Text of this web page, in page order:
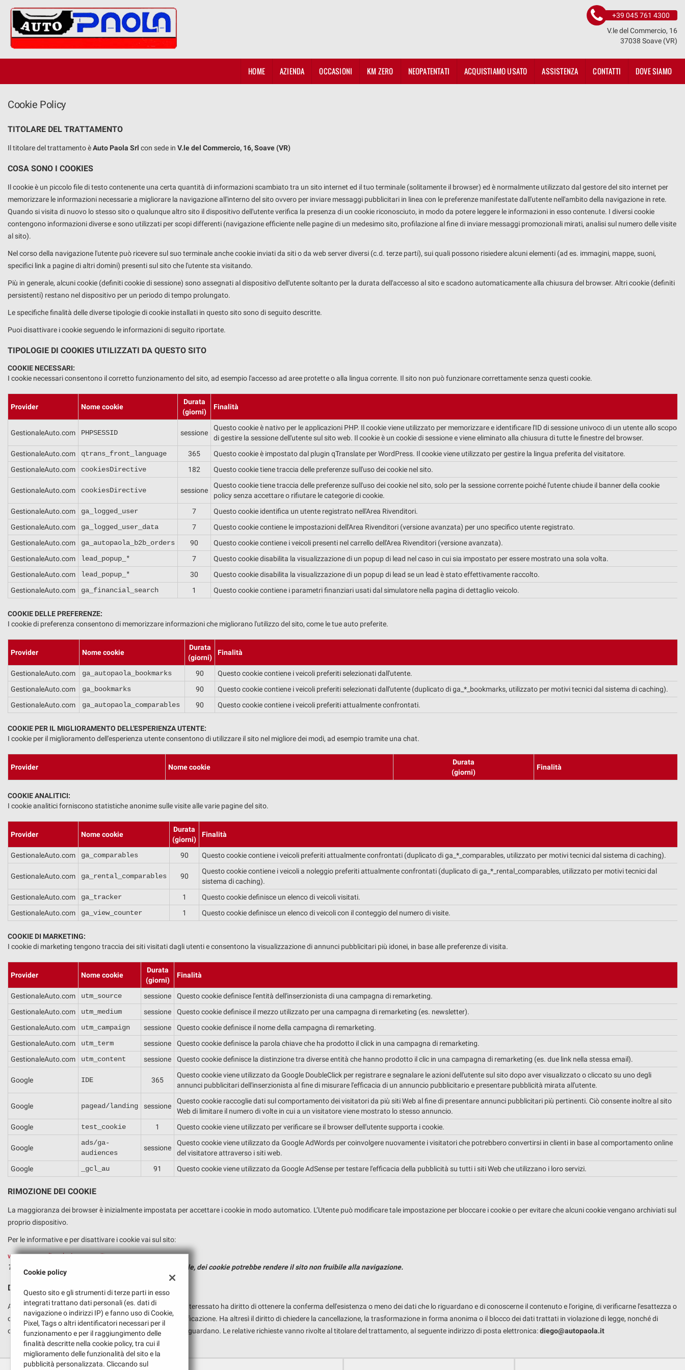
HOME
AZIENDA
KM ZERO
NEOPATENTATI
ACQUISTIAMO USATO
ASSISTENZA
CONTATTI
DOVE SIAMO
+39 045 761 4300
V.le del Commercio, 16
37038 Soave (VR)
HOME AZIENDA OCCASIONI KM ZERO NEOPATENTATI ACQUISTIAMO USATO ASSISTENZA CONTATTI DOVE SIAMO
Cookie Policy
TITOLARE DEL TRATTAMENTO
Il titolare del trattamento èAuto Paola Srl con sede in V.le del Commercio, 16, Soave (VR)
COSA SONO I COOKIES
Il cookie è un piccolo file di testo contenente una certa quantità di informazioni scambiato tra un sito internet ed il tuo terminale (solitamente il browser) ed è normalmente utilizzato dal gestore del sito internet per
memorizzare le informazioni necessarie a migliorare la navigazione all'interno del sito ovvero per inviare messaggi pubblicitari in linea con le preferenze manifestate dall'utente nell'ambito della navigazione in rete.
Quando si visita di nuovo lo stesso sito o qualunque altro sito il dispositivo dell'utente verifica la presenza di un cookie riconosciuto, in modo da potere leggere le informazioni in esso contenute. I diversi cookie
contengono informazioni diverse e sono utilizzati per scopi differenti (navigazione efficiente nelle pagine di un medesimo sito, profilazione al fine di inviare messaggi promozionali mirati, analisi sul numero delle visite
al sito).
Nel corso della navigazione l'utente può ricevere sul suo terminale anche cookie inviati da siti o da web server diversi (c.d. terze parti), sui quali possono risiedere alcuni elementi (ad es. immagini, mappe, suoni,
specifici link a pagine di altri domini) presenti sul sito che l'utente sta visitando.
Più in generale, alcuni cookie (definiti cookie di sessione) sono assegnati al dispositivo dell'utente soltanto per la durata dell'accesso al sito e scadono automaticamente alla chiusura del browser. Altri cookie (definiti
persistenti) restano nel dispositivo per un periodo di tempo prolungato.
Le specifiche finalità delle diverse tipologie di cookie installati in questo sito sono di seguito descritte.
Puoi disattivare i cookie seguendo le informazioni di seguito riportate.
TIPOLOGIE DI COOKIES UTILIZZATI DA QUESTO SITO
COOKIE NECESSARI:
I cookie necessari consentono il corretto funzionamento del sito, ad esempio l'accesso ad aree protette o alla lingua corrente. Il sito non può funzionare correttamente senza questi cookie.
Provider Nome cookie
Durata
(giorni)
Finalità
GestionaleAuto.com PHPSESSID sessione
Questo cookie è nativo per le applicazioni PHP. Il cookie viene utilizzato per memorizzare e identificare l'ID di sessione univoco di un utente allo scopo
di gestire la sessione dell'utente sul sito web. Il cookie è un cookie di sessione e viene eliminato alla chiusura di tutte le finestre del browser.
GestionaleAuto.com
qtrans_front_language 365
Questo cookie è impostato dal plugin qTranslate per WordPress. Il cookie viene utilizzato per gestire la lingua preferita del visitatore.
GestionaleAuto.com
cookiesDirective 182 Questo cookie tiene traccia delle preferenze sull'uso dei cookie nel sito.
GestionaleAuto.com cookiesDirective sessione
Questo cookie tiene traccia delle preferenze sull'uso dei cookie nel sito, solo per la sessione corrente poiché l'utente chiude il banner della cookie
policy senza accettare o rifiutare le categorie di cookie.
GestionaleAuto.com
ga_logged_user 7
Questo cookie identifica un utente registrato nell'Area Rivenditori.
GestionaleAuto.com
ga_logged_user_data 7
Questo cookie contiene le impostazioni dell'Area Rivenditori (versione avanzata) per uno specifico utente registrato.
GestionaleAuto.com
ga_autopaola_b2b_orders 90
Questo cookie contiene i veicoli presenti nel carrello dell'Area Rivenditori (versione avanzata).
GestionaleAuto.com
lead_popup_* 7
Questo cookie disabilita la visualizzazione di un popup di lead nel caso in cui sia impostato per essere mostrato una sola volta.
GestionaleAuto.com
lead_popup_* 30
Questo cookie disabilita la visualizzazione di un popup di lead se un lead è stato effettivamente raccolto.
GestionaleAuto.com
ga_financial_search 1 Questo cookie contiene i parametri finanziari usati dal simulatore nella pagina di dettaglio veicolo.
COOKIE DELLE PREFERENZE:
I cookie di preferenza consentono di memorizzare informazioni che migliorano l'utilizzo del sito, come le tue auto preferite.
Provider Nome cookie
Durata
(giorni)
Finalità
GestionaleAuto.com ga_autopaola_bookmarks 90
Questo cookie contiene i veicoli preferiti selezionati dall'utente.
GestionaleAuto.com
ga_bookmarks 90
Questo cookie contiene i veicoli preferiti selezionati dall'utente (duplicato di ga_*_bookmarks, utilizzato per motivi tecnici dal sistema di caching).
GestionaleAuto.com
ga_autopaola_comparables 90 Questo cookie contiene i veicoli preferiti attualmente confrontati.
COOKIE PER IL MIGLIORAMENTO DELL'ESPERIENZA UTENTE:
I cookie per il miglioramento dell'esperienza utente consentono di utilizzare il sito nel migliore dei modi, ad esempio tramite una chat.
Provider Nome cookie
Durata
(giorni)
Finalità
COOKIE ANALITICI:
I cookie analitici forniscono statistiche anonime sulle visite alle varie pagine del sito.
Provider Nome cookie
Durata
(giorni)
Finalità
GestionaleAuto.com ga_comparables 90 Questo cookie contiene i veicoli preferiti attualmente confrontati (duplicato di ga_*_comparables, utilizzato per motivi tecnici dal sistema di caching).
GestionaleAuto.com ga_rental_comparables 90
Questo cookie contiene i veicoli a noleggio preferiti attualmente confrontati (duplicato di ga_*_rental_comparables, utilizzato per motivi tecnici dal
sistema di caching).
GestionaleAuto.com
ga_tracker 1
Questo cookie definisce un elenco di veicoli visitati.
GestionaleAuto.com
ga_view_counter 1 Questo cookie definisce un elenco di veicoli con il conteggio del numero di visite.
COOKIE DI MARKETING:
I cookie di marketing tengono traccia dei siti visitati dagli utenti e consentono la visualizzazione di annunci pubblicitari più idonei, in base alle preferenze di visita.
Provider Nome cookie
Durata
(giorni)
Finalità
GestionaleAuto.com utm_source sessione
Questo cookie definisce l'entità dell'inserzionista di una campagna di remarketing.
GestionaleAuto.com
utm_medium sessione
Questo cookie definisce il mezzo utilizzato per una campagna di remarketing (es. newsletter).
GestionaleAuto.com
utm_campaign sessione
Questo cookie definisce il nome della campagna di remarketing.
GestionaleAuto.com
utm_term sessione
Questo cookie definisce la parola chiave che ha prodotto il click in una campagna di remarketing.
GestionaleAuto.com
utm_content sessione Questo cookie definisce la distinzione tra diverse entità che hanno prodotto il clic in una campagna di remarketing (es. due link nella stessa email).
Google IDE 365
Questo cookie viene utilizzato da Google DoubleClick per registrare e segnalare le azioni dell'utente sul sito dopo aver visualizzato o cliccato su uno degli
annunci pubblicitari dell'inserzionista al fine di misurare l'efficacia di un annuncio pubblicitario e presentare pubblicità mirata all'utente.
Google pagead/landing sessione
Questo cookie raccoglie dati sul comportamento dei visitatori da più siti Web al fine di presentare annunci pubblicitari più pertinenti. Ciò consente inoltre al sito
Web di limitare il numero di volte in cui a un visitatore viene mostrato lo stesso annuncio.
Google
test_cookie 1 Questo cookie viene utilizzato per verificare se il browser dell'utente supporta i cookie.
Google
ads/ga-
audiences
sessione
Questo cookie viene utilizzato da Google AdWords per coinvolgere nuovamente i visitatori che potrebbero convertirsi in clienti in base al comportamento online
del visitatore attraverso i siti web.
Google
_gcl_au 91 Questo cookie viene utilizzato da Google AdSense per testare l'efficacia della pubblicità su tutti i siti Web che utilizzano i loro servizi.
RIMOZIONE DEI COOKIE
La maggioranza dei browser è inizialmente impostata per accettare i cookie in modo automatico. L’Utente può modificare tale impostazione per bloccare i cookie o per evitare che alcuni cookie vengano archiviati sul
proprio dispositivo.
Per le informative e per disattivare i cookie vai sul sito:
www.youronlinechoices.com/it
Teniamo a precisare che la disattivazione, anche parziale, dei cookie potrebbe rendere il sito non fruibile alla navigazione.
DIRITTI DELL'INTERESSATO
Ai sensi dell'art. 7 Codice Privacy, in qualsiasi momento l'interessato ha diritto di ottenere la conferma dell'esistenza o meno dei dati che lo riguardano e di conoscerne il contenuto e l'origine, di verificarne l'esattezza o
chiederne l'integrazione o l'aggiornamento, oppure la rettificazione. Ha altresì il diritto di chiedere la cancellazione, la trasformazione in forma anonima o il blocco dei dati trattati in violazione di legge, nonché di
opporsi per motivi legittimi al trattamento dei dati che la riguardano. Le relative richieste vanno rivolte al titolare del trattamento, al seguente indirizzo di posta elettronica:diego@autopaola.it
Cookie policy
Questo sito e gli strumenti di terze parti in esso
integrati trattano dati personali (es. dati di
navigazione o indirizzi IP) e fanno uso di Cookie,
Pixel, Tags o altri identificatori necessari per il
funzionamento e per il raggiungimento delle
finalità descritte nella cookie policy, tra cui il
miglioramento delle funzionalità del sito e la
pubblicità personalizzata. Cliccando sul
tue
preferenze
di
consenso
pannello
ti
di
le
preferenze
consenso
alle
tecnologie
di
tracciamento
adottiamo
per
le
funzionalità
svolgere
attività
seguito
descritte.
maggiori
informazioni
sul
funzionamento
di
questi
strumenti
di
si
rimanda
alla
cookie
policy.
Puoi
rivedere
e
modificare
le
scelte
qualsiasi
momento.
Cookie necessari
Cookie per il miglioramento dell'esperienza utente